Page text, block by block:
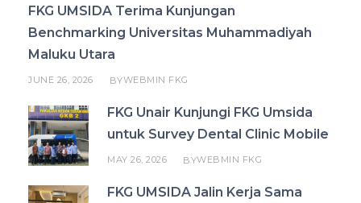
FKG UMSIDA Terima Kunjungan
Benchmarking Universitas Muhammadiyah
Maluku Utara
JUNE 26, 2026 BYWEBMIN FKG
FKG Unair Kunjungi FKG Umsida
untuk Survey Dental Clinic Mobile
MAY 26, 2026 BYWEBMIN FKG
FKG UMSIDA Jalin Kerja Sama